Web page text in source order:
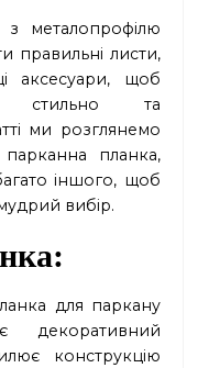
металопрофілю
правильні листи,
аксесуари, щоб
стильно та
ми розглянемо
парканна планка,
іншого, щоб
вибір.
:
для паркану
конструкцію